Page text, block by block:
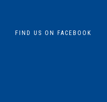
FIND US ON FACEBOOK